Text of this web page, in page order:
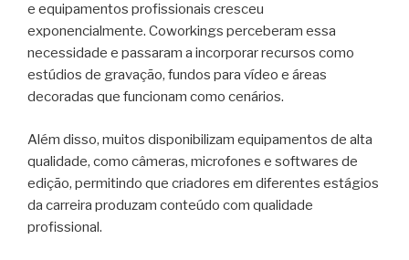
e equipamentos profissionais cresceu
exponencialmente. Coworkings perceberam essa
necessidade e passaram a incorporar recursos como
estúdios de gravação, fundos para vídeo e áreas
decoradas que funcionam como cenários.
Além disso, muitos disponibilizam equipamentos de alta
qualidade, como câmeras, microfones e softwares de
edição, permitindo que criadores em diferentes estágios
da carreira produzam conteúdo com qualidade
profissional.